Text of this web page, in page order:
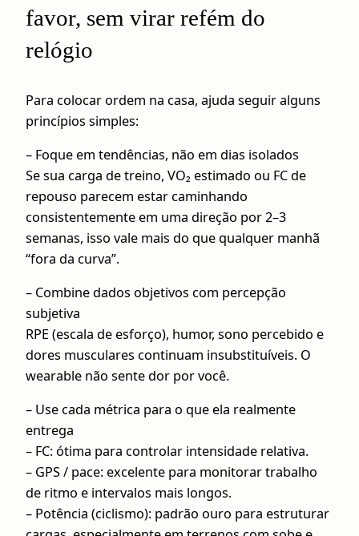
favor, sem virar refém do
relógio
Para colocar ordem na casa, ajuda seguir alguns
princípios simples:
– Foque em tendências, não em dias isolados
Se sua carga de treino, VO₂ estimado ou FC de
repouso parecem estar caminhando
consistentemente em uma direção por 2–3
semanas, isso vale mais do que qualquer manhã
“fora da curva”.
– Combine dados objetivos com percepção
subjetiva
RPE (escala de esforço), humor, sono percebido e
dores musculares continuam insubstituíveis. O
wearable não sente dor por você.
– Use cada métrica para o que ela realmente
entrega
– FC: ótima para controlar intensidade relativa.
– GPS / pace: excelente para monitorar trabalho
de ritmo e intervalos mais longos.
– Potência (ciclismo): padrão ouro para estruturar